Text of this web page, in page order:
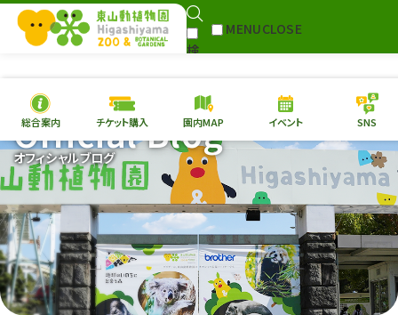
検
MENUCLOSE
本日の開園情報 チケ
園内MAP イベント
総合案内
動物園 植物園
再生プラン
東山動植物園
への支援
総合案内 チケット購入 園内MAP イベント SNS
オフィシャルブログ
Official Blog